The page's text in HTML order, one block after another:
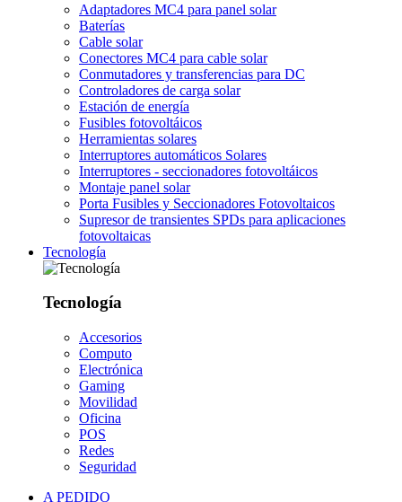
Adaptadores MC4 para panel solar
Baterías
Cable solar
Conectores MC4 para cable solar
Conmutadores y transferencias para DC
Controladores de carga solar
Estación de energía
Fusibles fotovoltáicos
Herramientas solares
Interruptores automáticos Solares
Interruptores - seccionadores fotovoltáicos
Montaje panel solar
Porta Fusibles y Seccionadores Fotovoltaicos
Supresor de transientes SPDs para aplicaciones
fotovoltaicas
Tecnología
Tecnología
Accesorios
Computo
Electrónica
Gaming
Movilidad
Oficina
POS
Redes
Seguridad
A PEDIDO